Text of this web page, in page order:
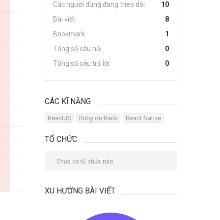
Các người dùng đang theo dõi
10
Bài viết
8
Bookmark
1
Tổng số câu hỏi
0
Tổng số câu trả lời
0
CÁC KĨ NĂNG
ReactJS Ruby on Rails React Native
TỔ CHỨC
Chưa có tổ chức nào.
XU HƯỚNG BÀI VIẾT